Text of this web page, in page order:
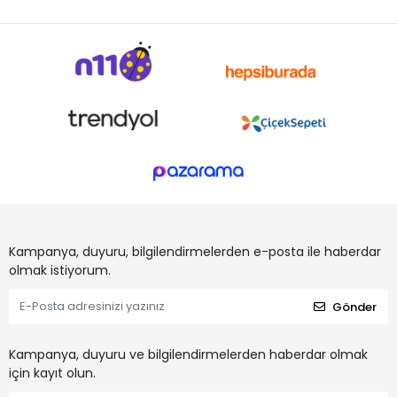
Kampanya, duyuru, bilgilendirmelerden e-posta ile haberdar
olmak istiyorum.
Gönder
Kampanya, duyuru ve bilgilendirmelerden haberdar olmak
için kayıt olun.